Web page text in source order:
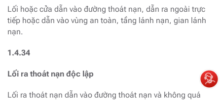
Lối hoặc cửa dẫn vào đường thoát nạn, dẫn ra ngoài trực
tiếp hoặc dẫn vào vùng an toàn, tầng lánh nạn, gian lánh
nạn.
1.4.34
Lối ra thoát nạn độc lập
Lối ra thoát nạn dẫn vào đường thoát nạn và không quá